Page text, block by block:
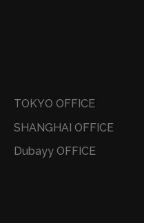
TOKYO OFFICE
SHANGHAI OFFICE
Dubayy OFFICE